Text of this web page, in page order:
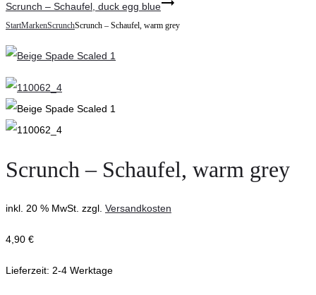
Scrunch – Schaufel, duck egg blue
StartMarkenScrunchScrunch – Schaufel, warm grey
Scrunch – Schaufel, warm grey
inkl. 20 % MwSt. zzgl. Versandkosten
4,90 €
Lieferzeit: 2-4 Werktage